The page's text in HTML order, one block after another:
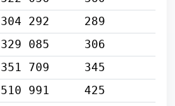
304 292
289
329 085
306
351 709
345
510 991
425